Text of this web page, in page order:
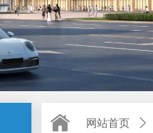
网站首页 ꄲ